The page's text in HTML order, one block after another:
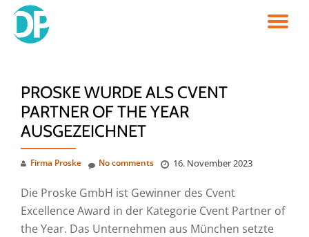
Skip
PROSKE WURDE ALS CVENT
PARTNER OF THE YEAR
AUSGEZEICHNET
Firma Proske 16. November 2023
No comments
Die Proske GmbH ist Gewinner des Cvent
Excellence Award in der Kategorie Cvent Partner of
the Year. Das Unternehmen aus München setzte